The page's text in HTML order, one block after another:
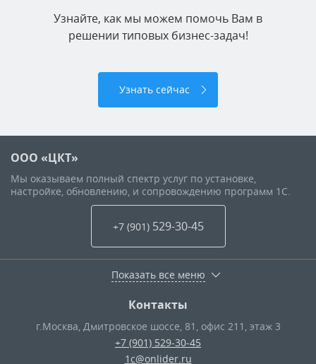
Узнайте, как мы можем помочь Вам в
решении типовых бизнес-задач!
Узнать сейчас
ООО «ЦКТ»
Мы оказываем полный спектр услуг по установке,
настройке, обновлению, и сопровождению программ 1С.
+7 (901) 529-30-45
Показать все меню
Контакты
г.Москва Дмитровское шоссе, 81, офис 211, этаж 3
+7 (901) 529-30-45
1c@onlider.ru